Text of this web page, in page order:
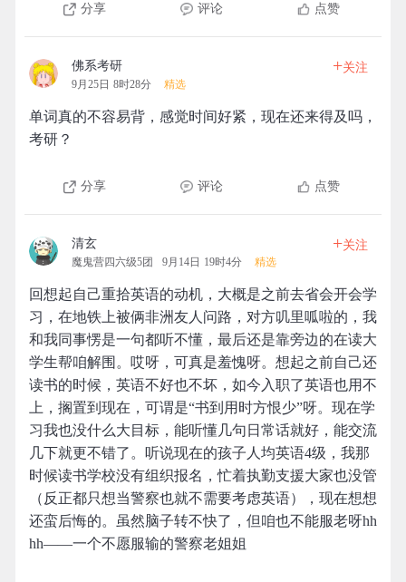
分享 评论 点赞
佛系考研
9月25日 8时28分 精选
+关注
单词真的不容易背，感觉时间好紧，现在还来得及吗，
考研？
分享 评论 点赞
清玄
魔鬼营四六级5团 9月14日 19时4分 精选
+关注
回想起自己重拾英语的动机，大概是之前去省会开会学
习，在地铁上被俩非洲友人问路，对方叽里呱啦的，我
和我同事愣是一句都听不懂，最后还是靠旁边的在读大
学生帮咱解围。哎呀，可真是羞愧呀。想起之前自己还
读书的时候，英语不好也不坏，如今入职了英语也用不
上，搁置到现在，可谓是“书到用时方恨少”呀。现在学
习我也没什么大目标，能听懂几句日常话就好，能交流
几下就更不错了。听说现在的孩子人均英语4级，我那
时候读书学校没有组织报名，忙着执勤支援大家也没管
（反正都只想当警察也就不需要考虑英语），现在想想
还蛮后悔的。虽然脑子转不快了，但咱也不能服老呀hh
hh——一个不愿服输的警察老姐姐